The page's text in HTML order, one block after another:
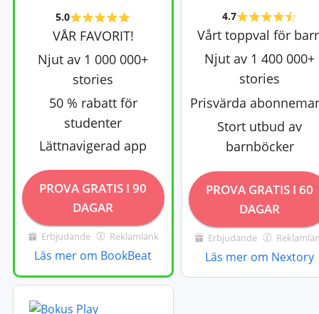
4.7
Vårt toppval för
Njut av 1 400 000+
stories
Prisvärda
Stort utbud av
barnböcker
PROVA GRATIS I 60
DAGAR
Erbjudande
Läs mer om Nextory
5.0
VÅR FAVORIT!
Njut av 1 000 000+
stories
50 % rabatt för
studenter
Lättnavigerad app
PROVA GRATIS I 90
DAGAR
Erbjudande Reklamlänk
Läs mer om BookBeat